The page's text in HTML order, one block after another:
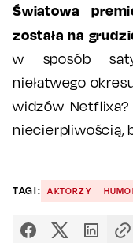
Światowa
została na
w sposób
niełatwego
widzów
niecierpliwością,
TAGI: AKTORZY